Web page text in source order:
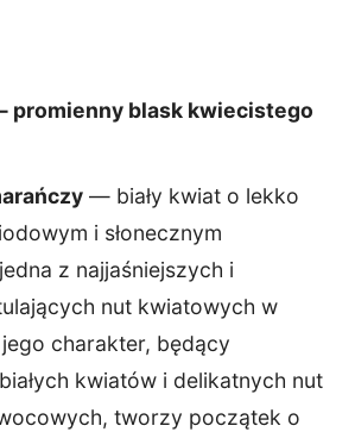
promienny blask kwiecistego
— biały kwiat o lekko
i słonecznym
z najjaśniejszych i
nut kwiatowych w
charakter, będący
kwiatów i delikatnych nut
tworzy początek o